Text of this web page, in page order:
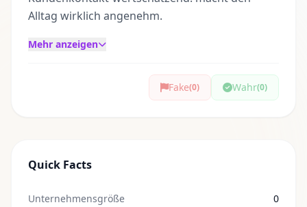
Alltag wirklich angenehm.
Mehr anzeigen
Fake(0) Wahr(0)
Quick Facts
Unternehmensgröße 0